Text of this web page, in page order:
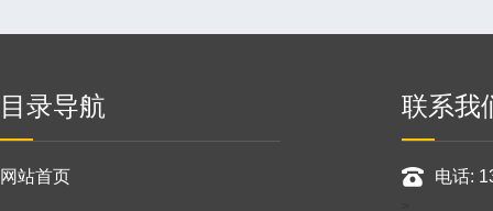
目录导航
网站首页
联系我
电话: